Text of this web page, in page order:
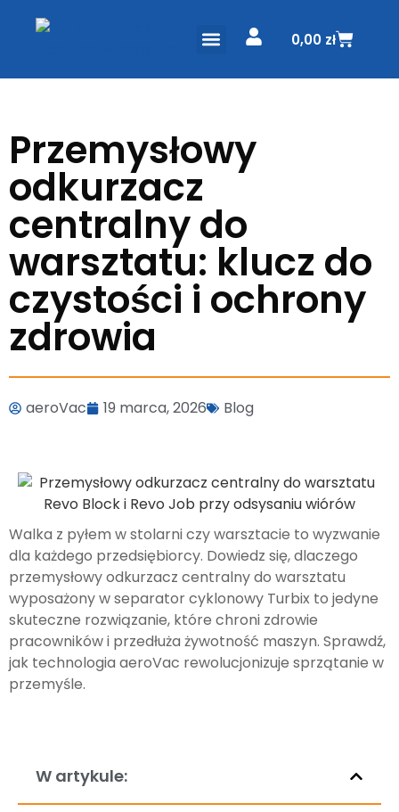
0,00 zł
Przemysłowy
odkurzacz
centralny do
warsztatu: klucz do
czystości i ochrony
zdrowia
aeroVac 19 marca, 2026 Blog
Walka z pyłem w stolarni czy warsztacie to wyzwanie
dla każdego przedsiębiorcy. Dowiedz się, dlaczego
przemysłowy odkurzacz centralny do warsztatu
wyposażony w separator cyklonowy Turbix to jedyne
skuteczne rozwiązanie, które chroni zdrowie
pracowników i przedłuża żywotność maszyn. Sprawdź,
jak technologia aeroVac rewolucjonizuje sprzątanie w
przemyśle.
W artykule: